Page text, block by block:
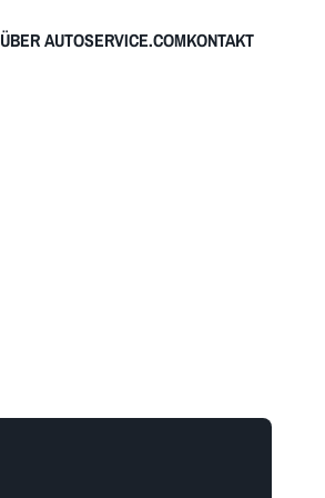
ÜBER AUTOSERVICE.COMKONTAKT